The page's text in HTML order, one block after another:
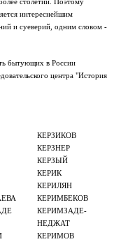
интереснейшим
и суеверий, одним словом -
бытующих в России
центра "История
КЕРЗИКОВ
КЕРЗНЕР
КЕРЗЫЙ
КЕРИК
КЕРИЛЯН
КЕРИМБЕКОВ
КЕРИМЗАДЕ-
НЕДЖАТ
КЕРИМОВ